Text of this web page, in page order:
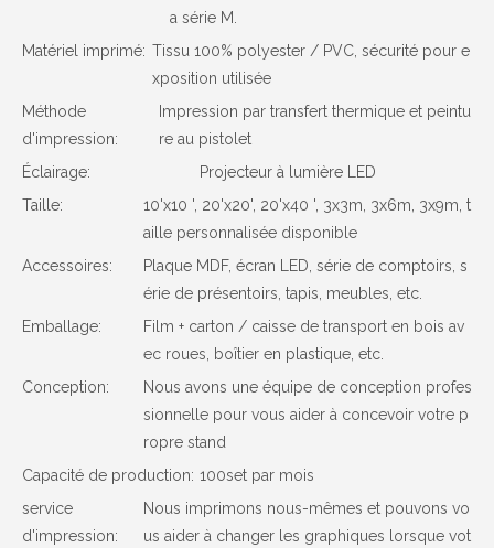
a série M.
Matériel imprimé: Tissu 100% polyester / PVC, sécurité pour e
xposition utilisée
Méthode
d'impression:
Impression par transfert thermique et peintu
re au pistolet
Éclairage:
Projecteur à lumière LED
Taille:
10'x10 ', 20'x20', 20'x40 ', 3x3m, 3x6m, 3x9m, t
aille personnalisée disponible
Accessoires:
Plaque MDF, écran LED, série de comptoirs, s
érie de présentoirs, tapis, meubles, etc.
Emballage:
Film + carton / caisse de transport en bois av
ec roues, boîtier en plastique, etc.
Conception:
Nous avons une équipe de conception profes
sionnelle pour vous aider à concevoir votre p
ropre stand
Capacité de production: 100set par mois
service
d'impression:
Nous imprimons nous-mêmes et pouvons vo
us aider à changer les graphiques lorsque vot